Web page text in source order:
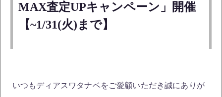
MAX査定UPキャンペーン」開催
【~1/31(火)まで】
いつもディアスワタナベをご愛顧いただき誠にありが